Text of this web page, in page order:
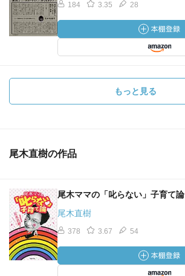
184 3.35 28
もっと見る
尾木直樹の作品
尾木ママの「叱らない」子育て論
尾木直樹
378 3.67 54